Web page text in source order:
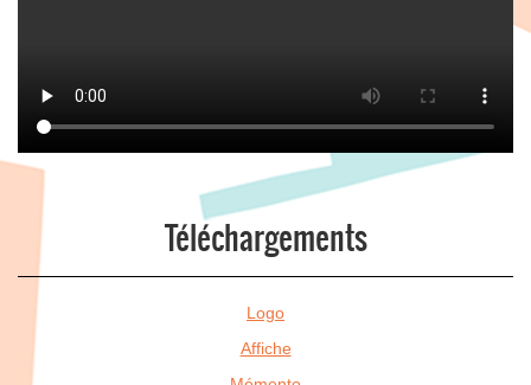
Téléchargements
Logo
Affiche